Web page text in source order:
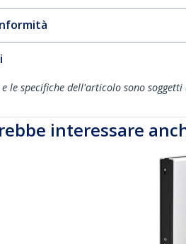
le specifiche dell'articolo sono soggetti
interessare